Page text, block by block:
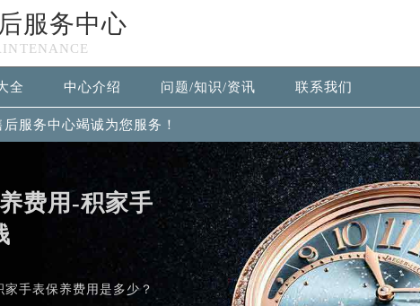
服务中心
全 中心介绍 问题/知识/资讯 联系我们
后服务中心竭诚为您服务！
费用-积家手
手表保养费用是多少？